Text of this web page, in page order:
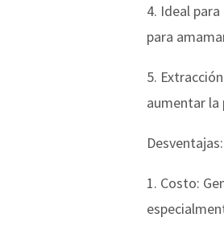
4. Ideal
para
5.
aumentar la
Desventajas:
1. Costo: